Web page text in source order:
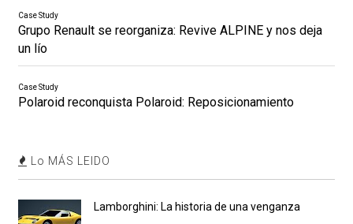
Case Study
Grupo Renault se reorganiza: Revive ALPINE y nos deja
un lío
Case Study
Polaroid reconquista Polaroid: Reposicionamiento
Lo MÁS LEIDO
Lamborghini: La historia de una venganza